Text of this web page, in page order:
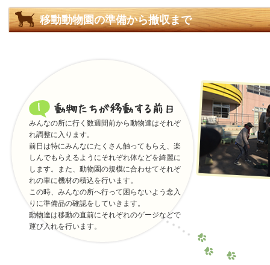
移動動物園の準備から撤収まで
みんなの所に行く数週間前から動物達はそれぞ
れ調整に入ります。
前日は特にみんなにたくさん触ってもらえ、楽
しんでもらえるようにそれぞれ体などを綺麗に
します。また、動物園の規模に合わせてそれぞ
れの車に機材の積込を行います。
この時、みんなの所へ行って困らないよう念入
りに準備品の確認をしていきます。
動物達は移動の直前にそれぞれのゲージなどで
運び入れを行います。